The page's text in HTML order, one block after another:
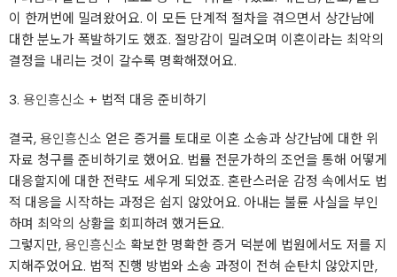
이 한꺼번에 밀려왔어요. 이 모든 단계적 절차을 겪으면서 상간남에
대한 분노가 폭발하기도 했죠. 절망감이 밀려오며 이혼이라는 최악의
결정을 내리는 것이 갈수록 명확해졌어요.
3. 용인흥신소 + 법적 대응 준비하기
결국,용인흥신소 얻은 증거를 토대로 이혼 소송과 상간남에 대한 위
자료 청구를 준비하기로 했어요. 법률 전문가하의 조언을 통해 어떻게
대응할지에 대한 전략도 세우게 되었죠. 혼란스러운 감정 속에서도 법
적 대응을 시작하는 과정은 쉽지 않았어요. 아내는 불륜 사실을 부인
하며 최악의 상황을 회피하려 했거든요.
그렇지만,용인흥신소 확보한 명확한 증거 덕분에 법원에서도 저를 지
지해주었어요. 법적 진행 방법와 소송 과정이 전혀 순탄치 않았지만,